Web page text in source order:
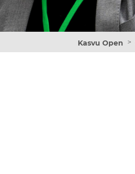
Kasvu Open >